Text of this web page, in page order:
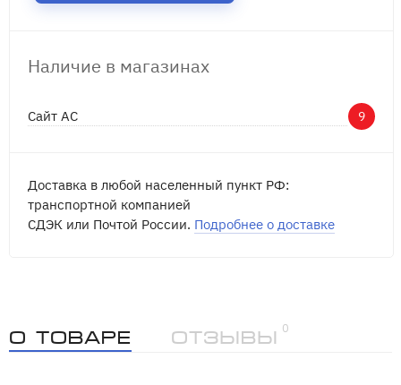
Наличие в магазинах
Сайт АС 9
Доставка в любой населенный пункт РФ:
транспортной компанией
СДЭК или Почтой России. Подробнее о доставке
О товаре Отзывы
0